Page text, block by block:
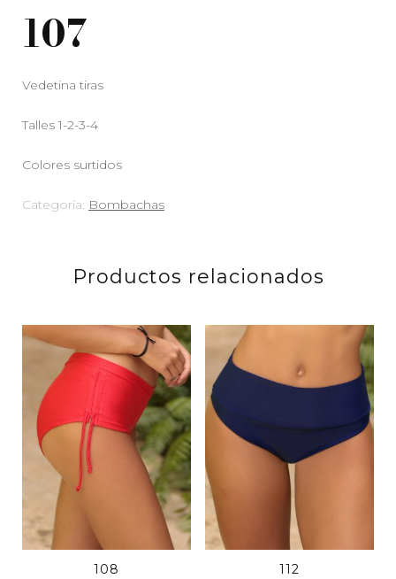
107
Vedetina tiras
Talles 1-2-3-4
Colores surtidos
Categoría: Bombachas
Productos relacionados
108 112